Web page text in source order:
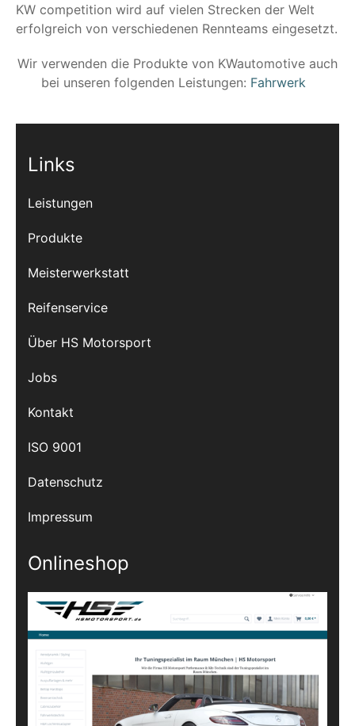
KW competition wird auf vielen Strecken der Welt
erfolgreich von verschiedenen Rennteams eingesetzt.
Wir verwenden die Produkte von KWautomotive auch
bei unseren folgenden Leistungen: Fahrwerk
Links
Leistungen
Produkte
Meisterwerkstatt
Reifenservice
Über HS Motorsport
Jobs
Kontakt
ISO 9001
Datenschutz
Impressum
Onlineshop